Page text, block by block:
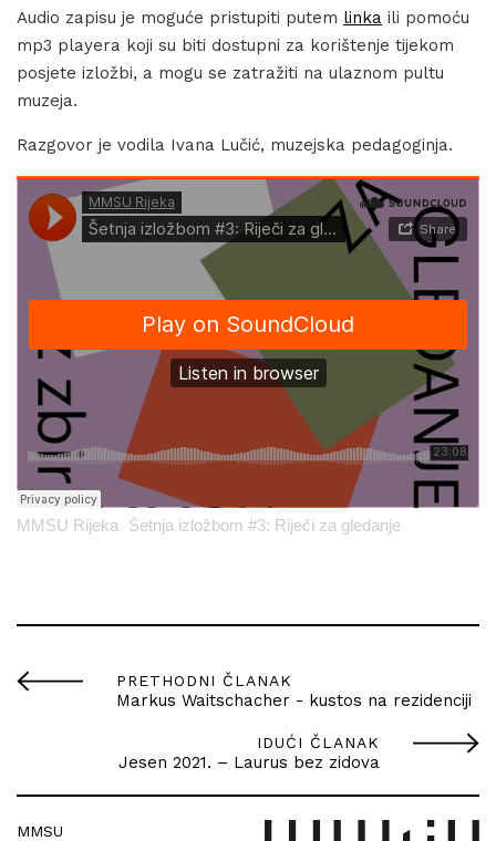
Audio zapisu je moguće pristupiti putem linka ili pomoću
mp3 playera koji su biti dostupni za korištenje tijekom
posjete izložbi, a mogu se zatražiti na ulaznom pultu
muzeja.
Razgovor je vodila Ivana Lučić, muzejska pedagoginja.
MMSU Rijeka · Šetnja izložbom #3: Riječi za gledanje
PRETHODNI ČLANAK
Markus Waitschacher - kustos na rezidenciji
IDUĆI ČLANAK
Jesen 2021. – Laurus bez zidova
MMSU